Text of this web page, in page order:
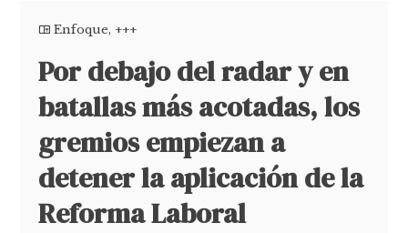
Enfoque, +++
Por debajo del radar y en
batallas más acotadas, los
gremios empiezan a
detener la aplicación de la
Reforma Laboral